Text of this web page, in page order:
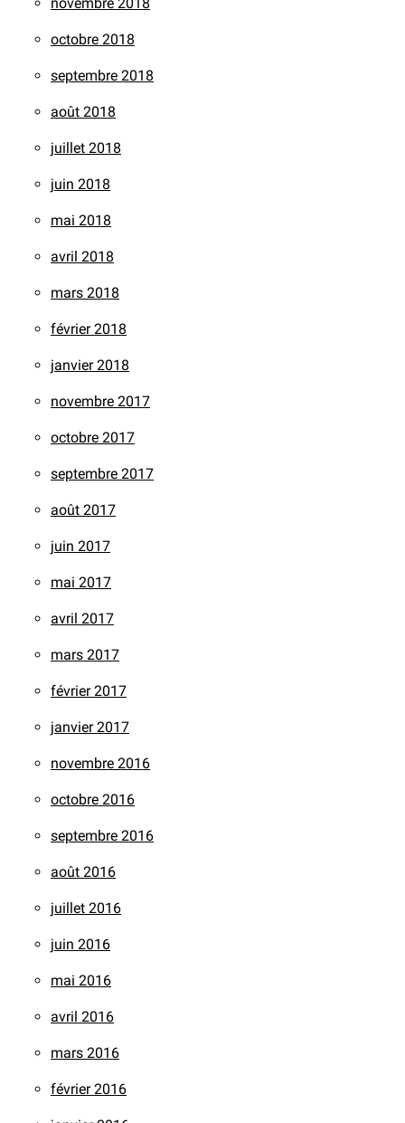
octobre 2018
septembre 2018
août 2018
juillet 2018
juin 2018
mai 2018
avril 2018
mars 2018
février 2018
janvier 2018
novembre 2017
octobre 2017
septembre 2017
août 2017
juin 2017
mai 2017
avril 2017
mars 2017
février 2017
janvier 2017
novembre 2016
octobre 2016
septembre 2016
août 2016
juillet 2016
juin 2016
mai 2016
avril 2016
mars 2016
février 2016